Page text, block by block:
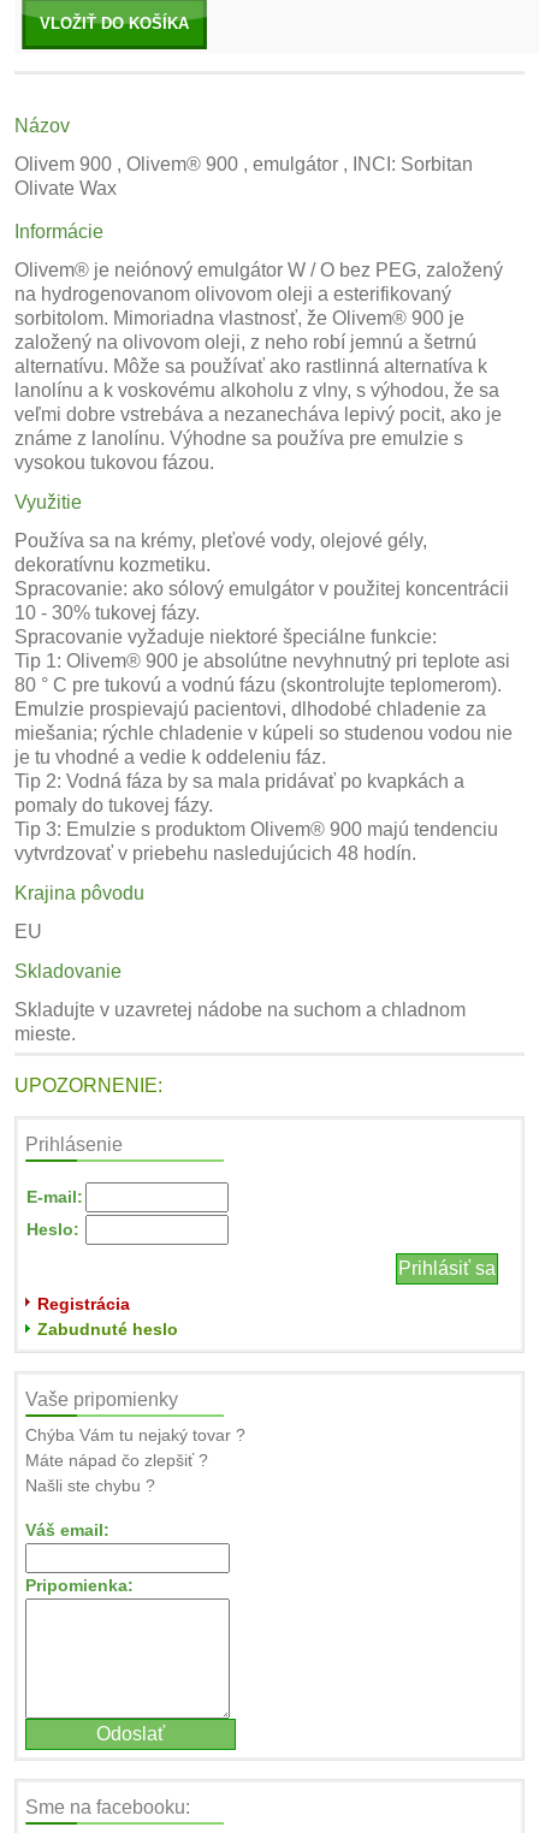
VLOŽIŤ DO KOŠÍKA
Názov
Olivem 900 , Olivem® 900 , emulgátor , INCI: Sorbitan
Olivate Wax
Informácie
Olivem® je neiónový emulgátor W / O bez PEG, založený
na hydrogenovanom olivovom oleji a esterifikovaný
sorbitolom. Mimoriadna vlastnosť, že Olivem® 900 je
založený na olivovom oleji, z neho robí jemnú a šetrnú
alternatívu. Môže sa používať ako rastlinná alternatíva k
lanolínu a k voskovému alkoholu z vlny, s výhodou, že sa
veľmi dobre vstrebáva a nezanecháva lepivý pocit, ako je
známe z lanolínu. Výhodne sa používa pre emulzie s
vysokou tukovou fázou.
Využitie
Používa sa na krémy, pleťové vody, olejové gély,
dekoratívnu kozmetiku.
Spracovanie: ako sólový emulgátor v použitej koncentrácii
10 - 30% tukovej fázy.
Spracovanie vyžaduje niektoré špeciálne funkcie:
Tip 1: Olivem® 900 je absolútne nevyhnutný pri teplote asi
80 ° C pre tukovú a vodnú fázu (skontrolujte teplomerom).
Emulzie prospievajú pacientovi, dlhodobé chladenie za
miešania; rýchle chladenie v kúpeli so studenou vodou nie
je tu vhodné a vedie k oddeleniu fáz.
Tip 2: Vodná fáza by sa mala pridávať po kvapkách a
pomaly do tukovej fázy.
Tip 3: Emulzie s produktom Olivem® 900 majú tendenciu
vytvrdzovať v priebehu nasledujúcich 48 hodín.
Krajina pôvodu
EU
Skladovanie
Skladujte v uzavretej nádobe na suchom a chladnom
mieste.
UPOZORNENIE:
Prihlásenie
E-mail:
Heslo:
Registrácia
Zabudnuté heslo
Vaše pripomienky
Chýba Vám tu nejaký tovar ?
Máte nápad čo zlepšiť ?
Našli ste chybu ?
Váš email:
Pripomienka:
Sme na facebooku: